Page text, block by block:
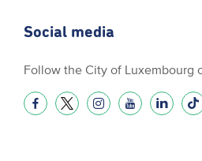
Social media
Follow the City of Luxembourg